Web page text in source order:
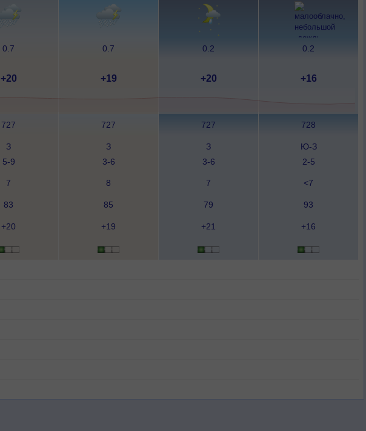
0.7 0.7 0.2 0.2
+20 +19 +20 +16
727 727 727 728
З
5-9
З
3-6
З
3-6
Ю-З
2-5
7 8 7 <7
83 85 79 93
+20 +19 +21 +16